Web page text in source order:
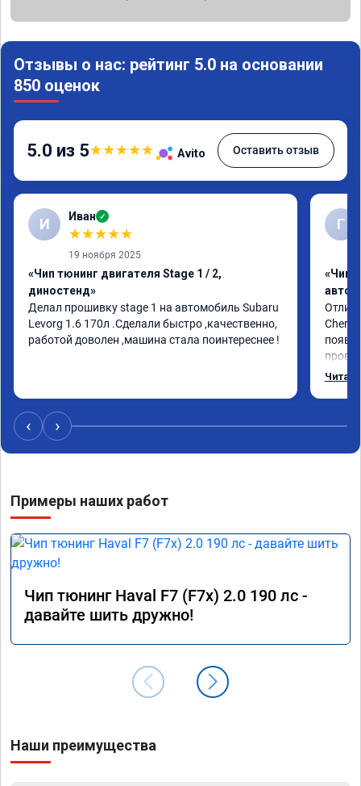
Отзывы о нас: рейтинг 5.0 на основании
850 оценок
5.0 из 5★★★★★ Avito Оставить отзыв
И Иван ✓
★★★★★
19 ноября 2025
«Чип тюнинг двигателя Stage 1 / 2,
диностенд»
Делал прошивку stage 1 на автомобиль Subaru
Levorg 1.6 170л .Сделали быстро ,качественно,
работой доволен ,машина стала поинтереснее !
Г
«Чип
Chery
‹ ›
Примеры наших работ
Чип тюнинг Haval F7 (F7x) 2.0 190 лс -
давайте шить дружно!
Наши преимущества